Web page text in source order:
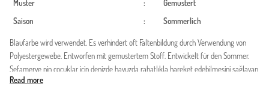
Muster
:
Gemustert
Saison
: Sommerlich
Blaufarbe wird verwendet. Es verhindert oft Faltenbildung durch Verwendung von
Polyestergewebe. Entworfen mit gemustertem Stoff. Entwickelt für den Sommer.
Sefamerve nin çocuklar için denizde havuzda rahatlıkla hareket edebilmesini sağlayan
birbirinden farklı desenleri ile sizlerle buluşturdu. Deniz ve havuz ayakkabılarının
Read more